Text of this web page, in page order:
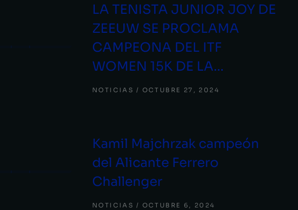
LA TENISTA JUNIOR JOY DE
ZEEUW SE PROCLAMA
CAMPEONA DEL ITF
WOMEN 15K DE LA…
NOTICIAS OCTUBRE 27, 2024
Kamil Majchrzak campeón
del Alicante Ferrero
Challenger
NOTICIAS OCTUBRE 6, 2024